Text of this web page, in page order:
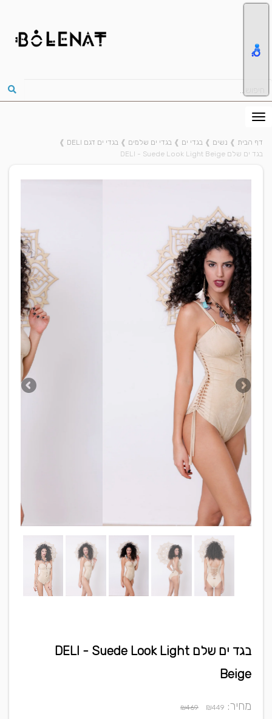
דף הבית ❱ נשים ❱ בגדי ים ❱ בגדי ים שלמים ❱ בגדי ים דגם DELI
❱
בגד ים שלם DELI - Suede Look Light Beige
בגד ים שלם DELI - Suede Look Light
Beige
מחיר: ₪449
₪469